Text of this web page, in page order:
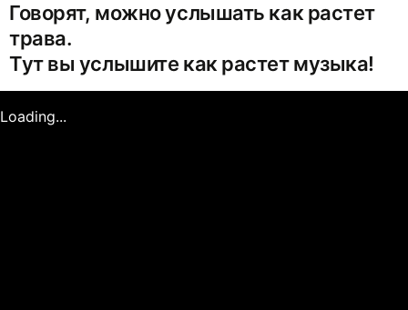
Говорят, можно услышать как растет
трава.
Тут вы услышите как растет музыка!
Loading...